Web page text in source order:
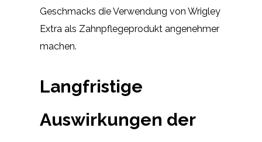
Geschmacks die Verwendung von Wrigley
Extra als Zahnpflegeprodukt angenehmer
machen.
Langfristige
Auswirkungen der